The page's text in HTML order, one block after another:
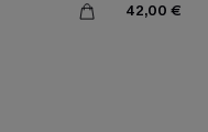
42,00 €